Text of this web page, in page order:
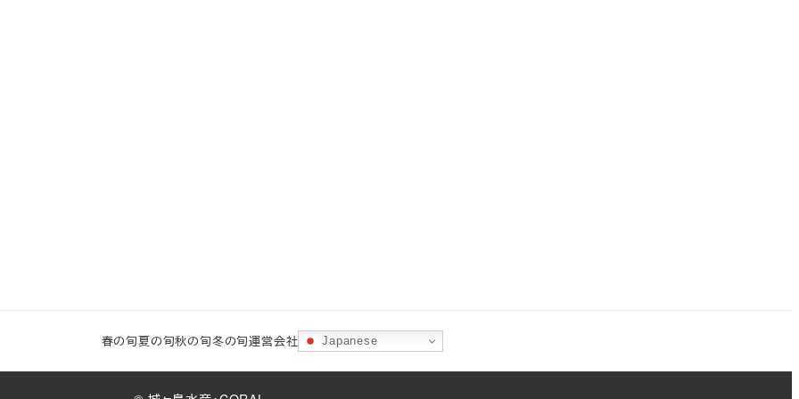
春の旬夏の旬秋の旬冬の旬運営会社 Japanese